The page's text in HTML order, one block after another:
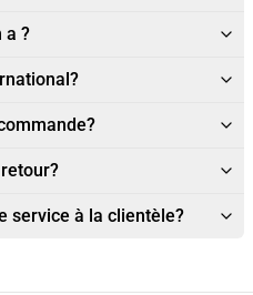
a ?
service à la clientèle?